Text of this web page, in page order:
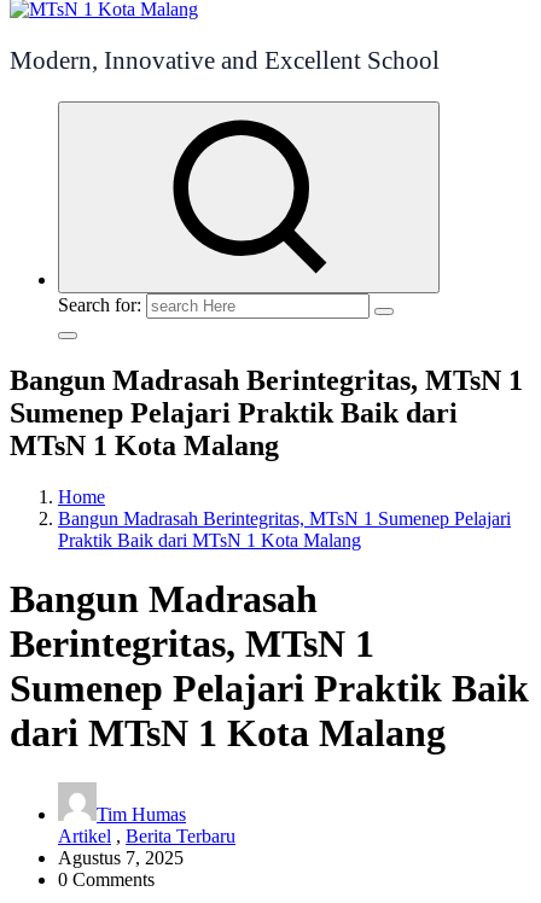
Modern, Innovative and Excellent School
Search for:
Bangun Madrasah Berintegritas, MTsN 1
Sumenep Pelajari Praktik Baik dari
MTsN 1 Kota Malang
Home
Bangun Madrasah Berintegritas, MTsN 1 Sumenep Pelajari
Praktik Baik dari MTsN 1 Kota Malang
Bangun Madrasah
Berintegritas, MTsN 1
Sumenep Pelajari Praktik Baik
dari MTsN 1 Kota Malang
Tim Humas
Artikel , Berita Terbaru
Agustus 7, 2025
0 Comments